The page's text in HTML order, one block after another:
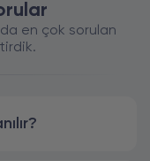
en çok sorulan